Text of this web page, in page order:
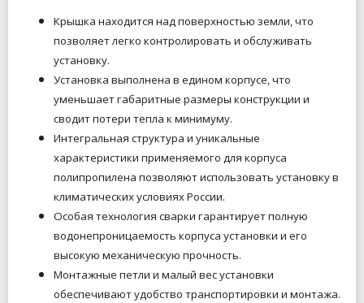
Крышка находится над поверхностью земли, что
позволяет легко контролировать и обслуживать
установку.
Установка выполнена в едином корпусе, что
уменьшает габаритные размеры конструкции и
сводит потери тепла к минимуму.
Интегральная структура и уникальные
характеристики применяемого для корпуса
полипропилена позволяют использовать установку в
климатических условиях России.
Особая технология сварки гарантирует полную
водонепроницаемость корпуса установки и его
высокую механическую прочность.
Монтажные петли и малый вес установки
обеспечивают удобство транспортировки и монтажа.